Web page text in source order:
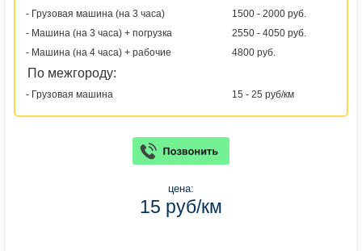
- Грузовая машина (на 3 часа)
1500 - 2000 руб.
- Машина (на 3 часа) + погрузка
2550 - 4050 руб.
- Машина (на 4 часа) + рабочие
4800 руб.
По межгороду:
- Грузовая машина 15 - 25 руб/км
цена:
15 руб/км